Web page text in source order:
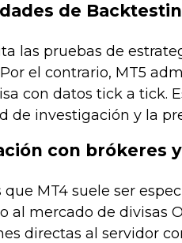
de
las pruebas de
el contrario, MT5
con datos tick a tick.
de investigación y la
con brókeres y
que MT4 suele ser
al mercado de divisas
directas al servidor